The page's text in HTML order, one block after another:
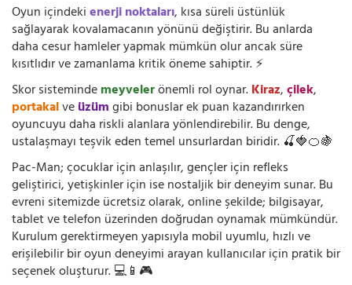
Oyun içindekienerji noktaları, kısa süreli üstünlük
sağlayarak kovalamacanın yönünü değiştirir. Bu anlarda
daha cesur hamleler yapmak mümkün olur ancak süre
kısıtlıdır ve zamanlama kritik öneme sahiptir. ⚡
Skor sistemindemeyvelerönemli rol oynar.Kiraz,çilek,
portakalveüzümgibi bonuslar ek puan kazandırırken
oyuncuyu daha riskli alanlara yönlendirebilir. Bu denge,
ustalaşmayı teşvik eden temel unsurlardan biridir. 🍒🍓🍊🍇
Pac-Man; çocuklar için anlaşılır, gençler için refleks
geliştirici, yetişkinler için ise nostaljik bir deneyim sunar. Bu
evreni sitemizde ücretsiz olarak, online şekilde; bilgisayar,
tablet ve telefon üzerinden doğrudan oynamak mümkündür.
Kurulum gerektirmeyen yapısıyla mobil uyumlu, hızlı ve
erişilebilir bir oyun deneyimi arayan kullanıcılar için pratik bir
seçenek oluşturur. 💻📱🎮